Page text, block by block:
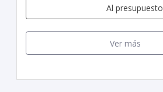
Al presupuesto
Ver más